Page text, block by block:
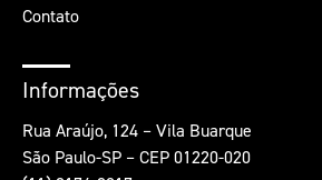
Contato
Informações
Rua Araújo, 124 – Vila Buarque
São Paulo-SP – CEP 01220-020